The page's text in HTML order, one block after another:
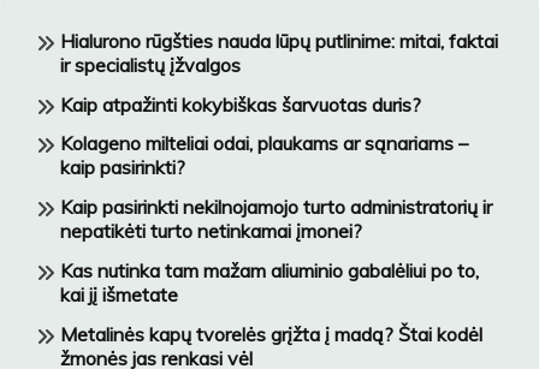
Hialurono rūgšties nauda lūpų putlinime: mitai, faktai
ir specialistų įžvalgos
Kaip atpažinti kokybiškas šarvuotas duris?
Kolageno milteliai odai, plaukams ar sąnariams –
kaip pasirinkti?
Kaip pasirinkti nekilnojamojo turto administratorių ir
nepatikėti turto netinkamai įmonei?
Kas nutinka tam mažam aliuminio gabalėliui po to,
kai jį išmetate
Metalinės kapų tvorelės grįžta į madą? Štai kodėl
žmonės jas renkasi vėl